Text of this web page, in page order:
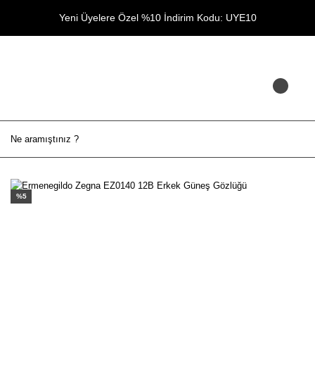
Yeni Üyelere Özel %10 İndirim Kodu: UYE10
%5